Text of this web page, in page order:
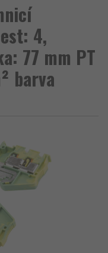
4,
77 mm PT
barva